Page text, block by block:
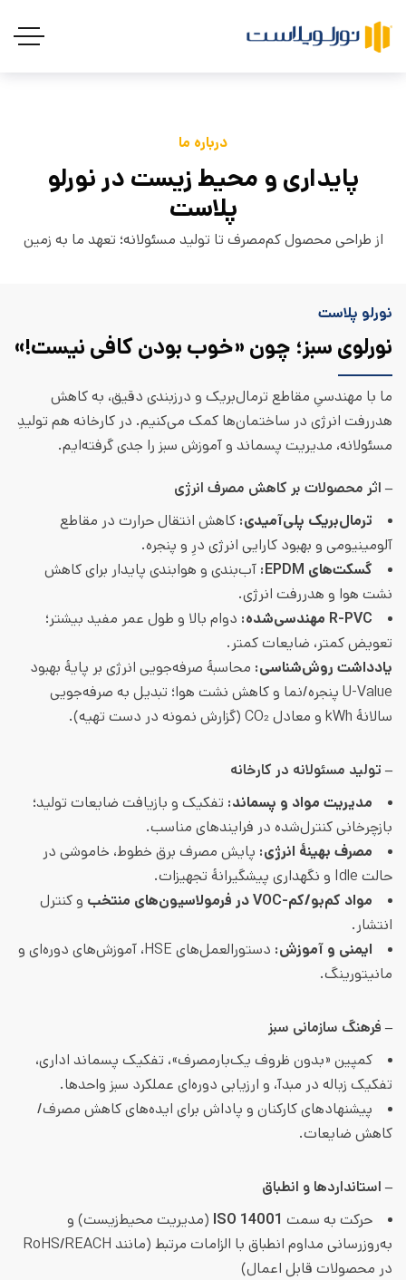
درباره ما
پایداری و محیط زیست در نورلو
پلاست
از طراحی محصول کم‌مصرف تا تولید مسئولانه؛ تعهد ما به زمین
نورلو پلاست
نورلوی سبز؛ چون «خوب بودن کافی نیست!»
ما با مهندسیِ مقاطع ترمال‌بریک و درزبندی دقیق، به کاهش
هدررفت انرژی در ساختمان‌ها کمک می‌کنیم. در کارخانه هم تولیدِ
مسئولانه، مدیریت پسماند و آموزش سبز را جدی گرفته‌ایم.
– اثر محصولات بر کاهش مصرف انرژی
ترمال‌بریک پلی‌آمیدی: کاهش انتقال حرارت در مقاطع
آلومینیومی و بهبود کارایی انرژی درِ‌ و پنجره.
گسکت‌های
آب‌بندی و هوابندی پایدار برای کاهش
نشت هوا و هدررفت انرژی.
R-PVC مهندسی‌شده: دوام بالا و طول عمر مفید بیشتر؛
تعویض کمتر، ضایعات کمتر.
یادداشت روش‌شناسی: محاسبهٔ صرفه‌جویی انرژی بر پایهٔ بهبود
U-Value پنجره/نما و کاهش نشت هوا؛ تبدیل به صرفه‌جویی
سالانهٔ kWh و معادل CO₂ (گزارش نمونه در دست تهیه).
– تولید مسئولانه در کارخانه
مدیریت مواد و پسماند: تفکیک و بازیافت ضایعات تولید؛
بازچرخانی کنترل‌شده در فرایندهای مناسب.
مصرف بهینهٔ انرژی: پایش مصرف برق خطوط، خاموشی در
حالت Idle و نگهداری پیشگیرانهٔ تجهیزات.
مواد کم‌بو/کم-VOC در فرمولاسیون‌های منتخب و کنترل
انتشار.
ایمنی و آموزش:
دستورالعمل‌های HSE، آموزش‌های دوره‌ای و
مانیتورینگ.
– فرهنگ سازمانی سبز
کمپین «بدون ظروف یک‌بارمصرف»، تفکیک پسماند اداری،
تفکیک زباله در مبدآ، و ارزیابی دوره‌ای عملکرد سبز واحدها.
پیشنهادهای کارکنان و پاداش برای ایده‌های کاهش مصرف/
کاهش ضایعات.
– استانداردها و انطباق
حرکت به سمت ISO 14001 (مدیریت محیط‌زیست) و
به‌روزرسانی مداوم انطباق با الزامات مرتبط (مانند RoHS/REACH
در محصولات قابل اعمال)